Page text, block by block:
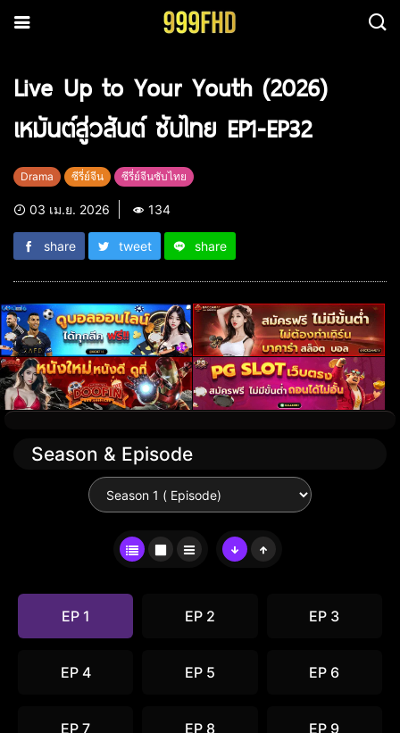
Live Up to Your Youth (2026)
เหมันต์สู่วสันต์ ซับไทย EP1-EP32
Drama ซีรี่ย์จีน ซีรี่ย์จีนซับไทย
03 เม.ย. 2026 134
share tweet share
Season & Episode
EP 1 EP 2 EP 3
EP 4 EP 5 EP 6
EP 7 EP 8 EP 9